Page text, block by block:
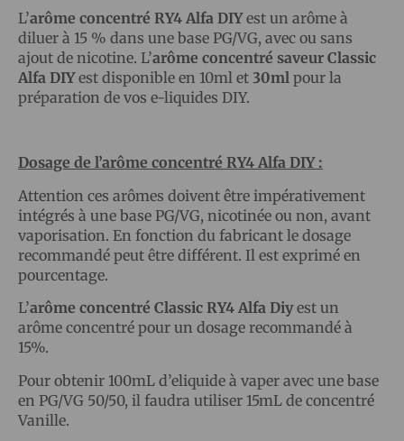
L’arôme concentré RY4 Alfa DIYest un arôme à
diluer à 15 % dans une base PG/VG, avec ou sans
ajout de nicotine. L’arôme concentré saveur Classic
Alfa DIYest disponible en 10ml et 30ml pour la
préparation de vos e-liquides DIY.
Dosage de l’arôme concentré RY4 Alfa DIY :
Attention ces arômes doivent être impérativement
intégrés à une base PG/VG, nicotinée ou non, avant
vaporisation. En fonction du fabricant le dosage
recommandé peut être différent. Il est exprimé en
pourcentage.
L’arôme concentré Classic RY4 Alfa Diyest un
arôme concentré pour un dosage recommandé à
15%.
Pour obtenir 100mL d’eliquide à vaper avec une base
en PG/VG 50/50, il faudra utiliser 15mL de concentré
Vanille.